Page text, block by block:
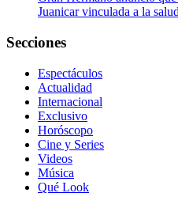
Juanicar vinculada a la
Secciones
Espectáculos
Actualidad
Internacional
Exclusivo
Horóscopo
Cine y Series
Videos
Música
Qué Look